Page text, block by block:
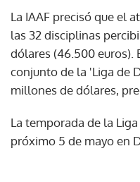
La IAAF precisó que el
las 32 disciplinas
dólares (46.500 euros).
conjunto de la 'Liga de
millones de dólares,
La temporada de la
próximo 5 de mayo en